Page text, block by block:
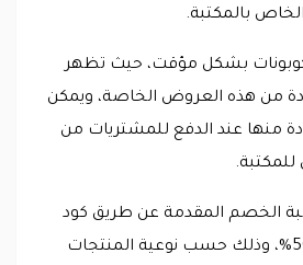
الخاص بالمكتبة.
بشكل مؤقت، حيث تظهر
من هذه العروض الخاصة، ويمكن
منها عند الدفع للمشتريات من
للمكتبة.
الخصم المقدمة عن طريق كود
خصم جرير بين 5% و 50%، وذلك حسب نوعية المنتجات